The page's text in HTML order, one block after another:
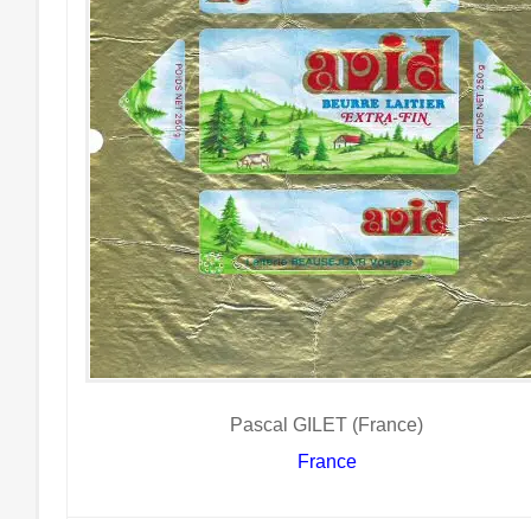
Pascal GILET (France)
France